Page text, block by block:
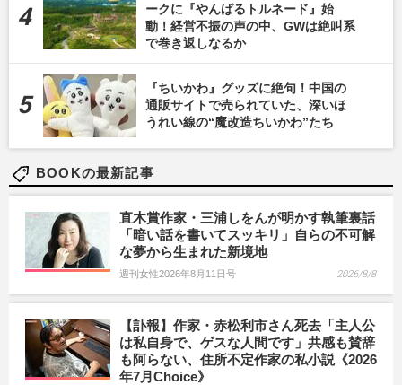
ークに『やんばるトルネード』始
動！経営不振の声の中、GWは絶叫系
で巻き返しなるか
『ちいかわ』グッズに絶句！中国の
通販サイトで売られていた、深いほ
うれい線の“魔改造ちいかわ”たち
BOOKの最新記事
直木賞作家・三浦しをんが明かす執筆裏話
「暗い話を書いてスッキリ」自らの不可解
な夢から生まれた新境地
週刊女性2026年8月11日号 2026/8/8
【訃報】作家・赤松利市さん死去「主人公
は私自身で、ゲスな人間です」共感も賛辞
も阿らない、住所不定作家の私小説《2026
年7月Choice》